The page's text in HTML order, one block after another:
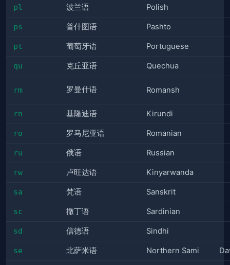
pl 波兰语 Polish
ps 普什图语 Pashto
pt 葡萄牙语 Portuguese
qu 克丘亚语 Quechua
rm 罗曼什语 Romansh
rn 基隆迪语 Kirundi
ro 罗马尼亚语 Romanian
ru 俄语 Russian
rw 卢旺达语 Kinyarwanda
sa 梵语 Sanskrit
sc 撒丁语 Sardinian
sd 信德语 Sindhi
se 北萨米语 Northern Sami